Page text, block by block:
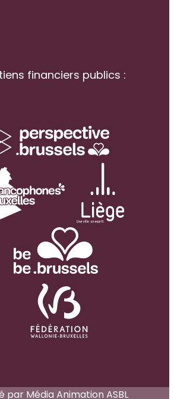
financiers publics :
par Média Animation ASBL